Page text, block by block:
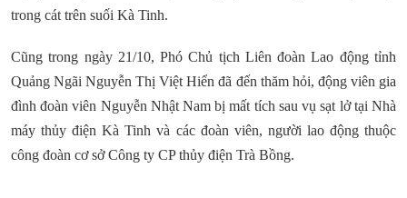
trong cát trên suối Kà Tinh.
Cũng trong ngày 21/10, Phó Chủ tịch Liên đoàn Lao động tỉnh
Quảng Ngãi Nguyễn Thị Việt Hiển đã đến thăm hỏi, động viên gia
đình đoàn viên Nguyễn Nhật Nam bị mất tích sau vụ sạt lở tại Nhà
máy thủy điện Kà Tinh và các đoàn viên, người lao động thuộc
công đoàn cơ sở Công ty CP thủy điện Trà Bồng.